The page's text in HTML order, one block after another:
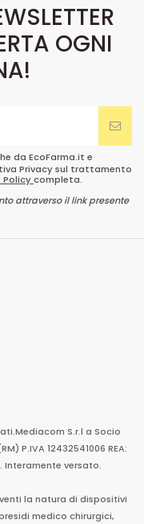
OGNI
da EcoFarma.it e
Privacy sul trattamento
Policycompleta.
attraverso il link presente
Mediacom S.r.l a Socio
P.IVA 12432541006 REA:
Interamente versato.
la natura di dispositivi
medico chirurgici,